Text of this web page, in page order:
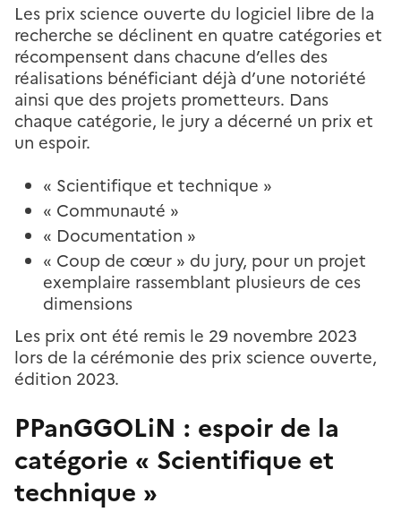
Les prix science ouverte du logiciel libre de la
recherche se déclinent en quatre catégories et
récompensent dans chacune d’elles des
réalisations bénéficiant déjà d’une notoriété
ainsi que des projets prometteurs. Dans
chaque catégorie, le jury a décerné un prix et
un espoir.
« Scientifique et technique »
« Communauté »
« Documentation »
« Coup de cœur » du jury, pour un projet
exemplaire rassemblant plusieurs de ces
dimensions
Les prix ont été remis le 29 novembre 2023
lors de la cérémonie des prix science ouverte,
édition 2023.
PPanGGOLiN : espoir de la
catégorie « Scientifique et
technique »